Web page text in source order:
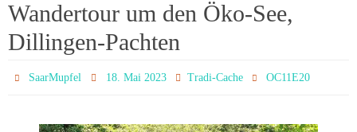
Wandertour um den Öko-See,
Dillingen-Pachten
SaarMupfel 18. Mai 2023 Tradi-Cache OC11E20